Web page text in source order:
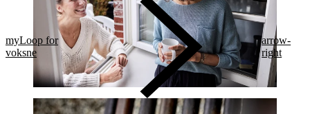
myLoop for
voksne
arrow-
right